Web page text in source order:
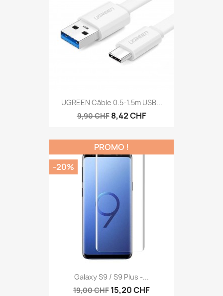
UGREEN Câble 0.5-1.5m USB...
9,90 CHF 8,42 CHF
Galaxy S9 / S9 Plus -...
19,00 CHF 15,20 CHF
PROMO !
-20%